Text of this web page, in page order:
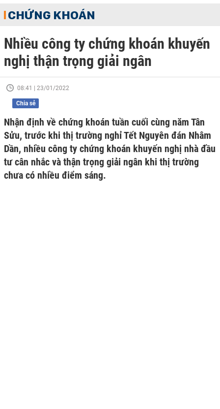
CHỨNG KHOÁN
Nhiều công ty chứng khoán khuyến
nghị thận trọng giải ngân
08:41 | 23/01/2022
Chia sẻ
Nhận định về chứng khoán tuần cuối cùng năm Tân
Sửu, trước khi thị trường nghỉ Tết Nguyên đán Nhâm
Dần, nhiều công ty chứng khoán khuyến nghị nhà đầu
tư cân nhắc và thận trọng giải ngân khi thị trường
chưa có nhiều điểm sáng.